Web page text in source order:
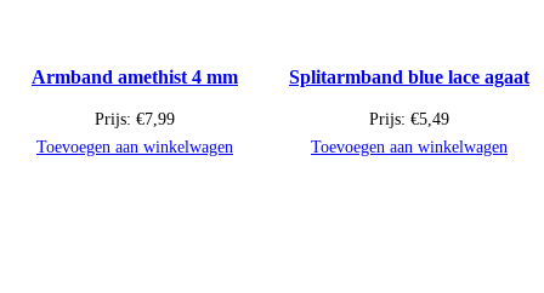
Armband amethist 4 mm
Prijs: €7,99
Toevoegen aan winkelwagen
Splitarmband blue lace agaat
Prijs: €5,49
Toevoegen aan winkelwagen